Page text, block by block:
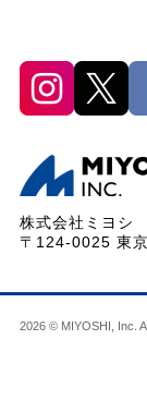
株式会社ミヨシ
〒124-0025 東
2026 © MIYOSHI, Inc.